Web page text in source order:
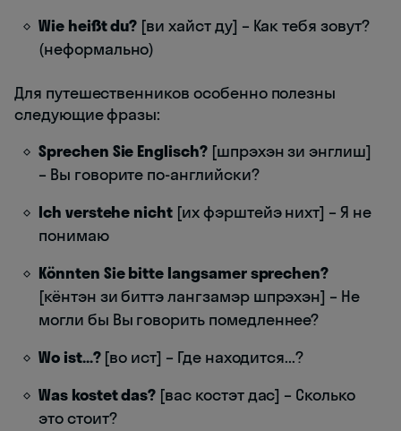
Wie heißt du? [ви хайст ду] – Как тебя зовут?
(неформально)
Для путешественников особенно полезны
следующие фразы:
Sprechen Sie Englisch?[шпрэхэн зи энглиш]
– Вы говорите по-английски?
Ich verstehe nicht [их фэрштейэ нихт] – Я не
понимаю
Könnten Sie bitte langsamer sprechen?
[кёнтэн зи биттэ лангзамэр шпрэхэн] – Не
могли бы Вы говорить помедленнее?
Wo ist...?[во ист] – Где находится...?
Was kostet das? [вас костэт дас] – Сколько
это стоит?